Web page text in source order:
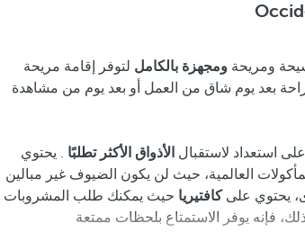
ومريحة ومجهزة بالكامل لتوفر إقامة مريحة
بعد يوم شاق من العمل أو بعد يوم من مشاهدة
على استعداد لاستقبال الأذواق الأكثر تطلبًا . يحتوي
العالمية، حيث لن يكون الضيوف غير مبالين
يحتوي علىكافتيريا حيث يمكنك طلب المشروبات
فإنه يوفر الاستمتاع بلحظات ممتعة